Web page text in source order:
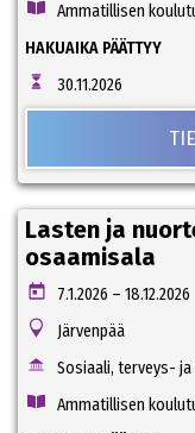
Ammatillisen
HAKUAIKA PÄÄTTYY
30.11.2026
Lasten ja
osaamisala
7.1.2026 – 18.12.2026
Järvenpää
Sosiaali, terveys-
Ammatillisen